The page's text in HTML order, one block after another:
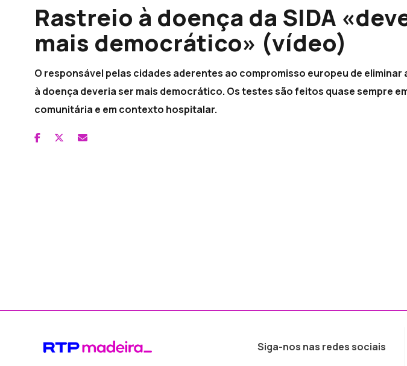
Rastreio à doença da SIDA
mais democrático» (vídeo)
O responsável pelas cidades aderentes ao compromisso europeu de eliminar
à doença deveria ser mais democrático. Os testes são feitos quase sempre
comunitária e em contexto hospitalar.
Siga-nos nas redes sociais